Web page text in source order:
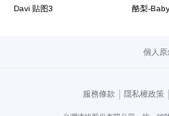
Davi 貼图3 酪梨-Baby
個人原
服務條款 | 隱私權政策 |